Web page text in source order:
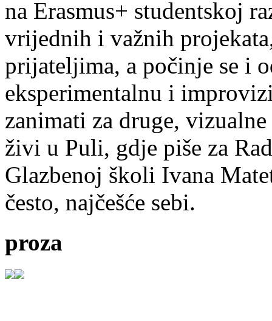
na Erasmus+ studentskoj
vrijednih i važnih
prijateljima, a počinje se i
eksperimentalnu i
zanimati za druge,
živi u Puli, gdje piše za
Glazbenoj školi Ivana
često, najčešće sebi.
proza